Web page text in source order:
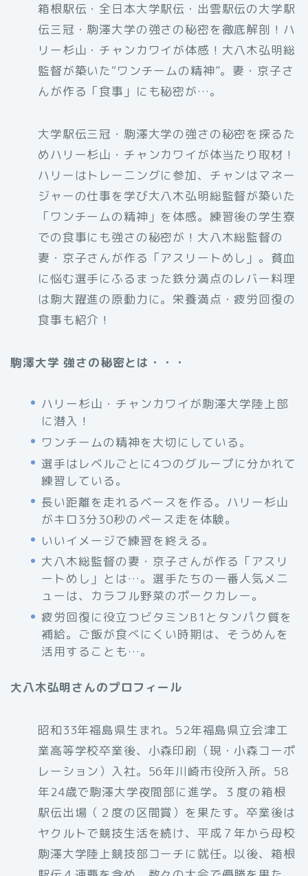
箱根駅伝・全日本大学駅伝・出雲駅伝の大学駅
伝三冠・駒澤大学の強さの秘密を徹底解剖！ハ
リー杉山・チャンカワイが体感！大八木弘明総
監督が築いた“ワンチームの精神”。妻・京子さ
んが作る「食事」にも秘密が…。
大学駅伝三冠・駒澤大学の強さの秘密を探るた
めハリー杉山・チャンカワイが体当たり取材！
ハリーはトレーニングに参加、チャンはマネー
ジャーの仕事を学び大八木弘明総監督が築いた
「ワンチームの精神」を体感。練習後の学生寮
での食事にも強さの秘密が！大八木総監督の
妻・京子さんが作る「アスリートめし」。貧血
に悩む選手にふるまった鉄分満点のレバー料理
は駒大躍進の原動力に。栄養満点・疲労回復の
食事も紹介！
駒澤大学 強さの秘密とは・・・
ハリー杉山・チャンカワイが駒澤大学陸上部
に潜入！
ワンチームの精神を大切にしている。
選手はレベルごとに4つのグループに分かれて
練習している。
長い距離を走れるベースを作る。ハリー杉山
がキロ3分30秒のペース走を体験。
いいイメージで練習を終える。
大八木総監督の妻・京子さんが作る「アスリ
ートめし」とは…。選手たちの一番人気メニ
ューは、カラフル野菜のポークカレー。
疲労回復に役立つビタミンB1とタンパク質を
補給。ご飯が食べにくい時期は、そうめんを
活用することも…。
大八木弘明さんのプロフィール
昭和33年福島県生まれ。52年福島県立会津工
業高等学校卒業後、小森印刷（現・小森コーポ
レーション）入社。56年川崎市役所入所。58
年24歳で駒澤大学夜間部に進学。３度の箱根
駅伝出場（２度の区間賞）を果たす。卒業後は
ヤクルトで競技生活を続け、平成７年から母校
駒澤大学陸上競技部コーチに就任。以後、箱根